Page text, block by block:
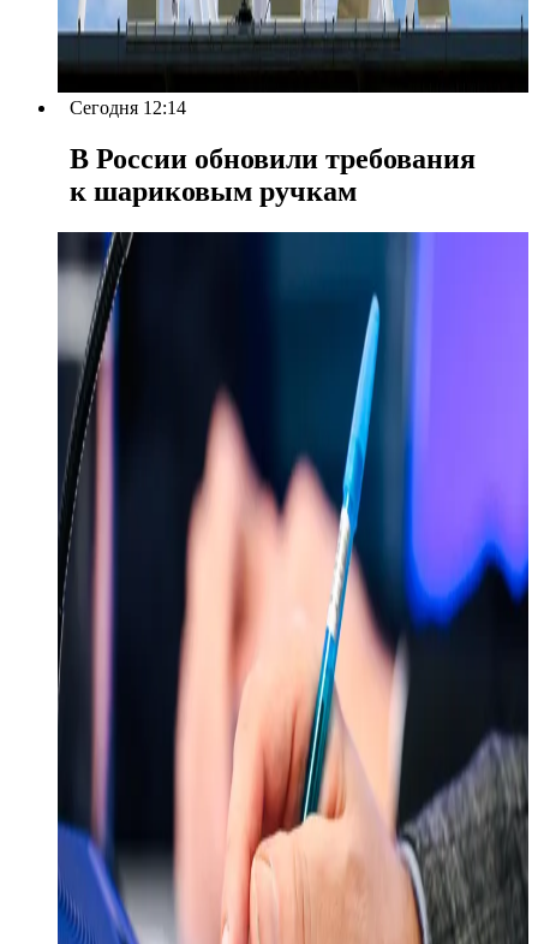
Сегодня 12:14
В России обновили требования
к шариковым ручкам